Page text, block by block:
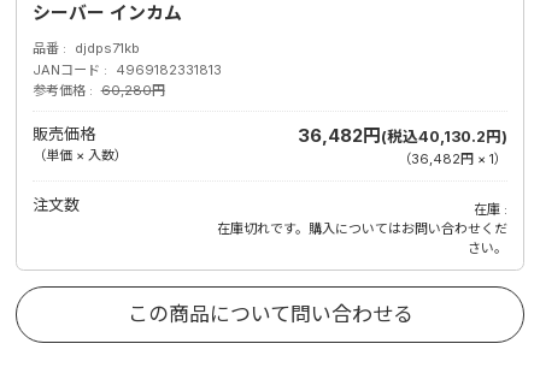
シーバー インカム
品番
djdps71kb
JANコード
4969182331813
参考価格
60,280円
販売価格
（単価 × 入数）
36,482円 (税込40,130.2円)
（36,482円 × 1）
注文数
在庫
在庫切れです。購入についてはお問い合わせくだ
さい。
この商品について問い合わせる